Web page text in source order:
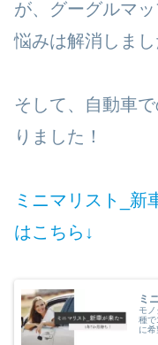
が、グーグルマ
悩みは解消しまし
そして、自動車
りました！
ミニマリスト_新
はこちら↓
ミ
モノ
種で
に